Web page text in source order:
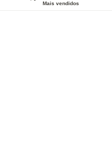
Mais vendidos